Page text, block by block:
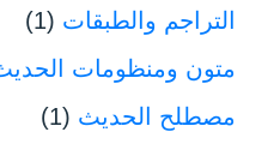
التراجم والطبقات (1)
متون ومنظومات
مصطلح الحديث (1)